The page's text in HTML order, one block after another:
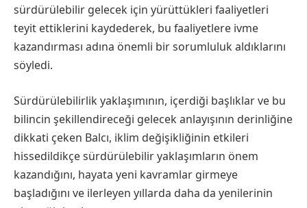
sürdürülebilir gelecek için yürüttükleri faaliyetleri
teyit ettiklerini kaydederek, bu faaliyetlere ivme
kazandırması adına önemli bir sorumluluk aldıklarını
söyledi.
Sürdürülebilirlik yaklaşımının, içerdiği başlıklar ve bu
bilincin şekillendireceği gelecek anlayışının derinliğine
dikkati çeken Balcı, iklim değişikliğinin etkileri
hissedildikçe sürdürülebilir yaklaşımların önem
kazandığını, hayata yeni kavramlar girmeye
başladığını ve ilerleyen yıllarda daha da yenilerinin